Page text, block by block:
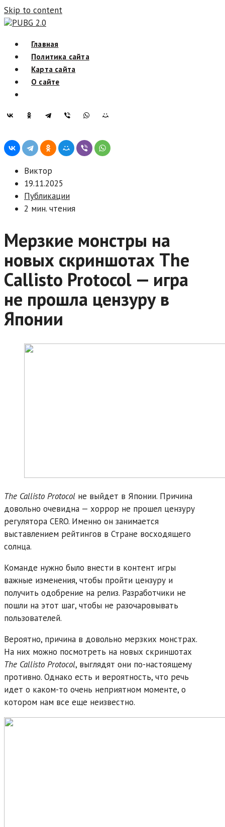
Skip to content
PUBG 2.0
Главная
Политика сайта
Карта сайта
О сайте
Виктор
19.11.2025
Публикации
2 мин. чтения
Мерзкие монстры на
новых скриншотах The
Callisto Protocol — игра
не прошла цензуру в
Японии
The Callisto Protocol не выйдет в Японии. Причина
довольно очевидна — хоррор не прошел цензуру
регулятора CERO. Именно он занимается
выставлением рейтингов в Стране восходящего
солнца.
Команде нужно было внести в контент игры
важные изменения, чтобы пройти цензуру и
получить одобрение на релиз. Разработчики не
пошли на этот шаг, чтобы не разочаровывать
пользователей.
Вероятно, причина в довольно мерзких монстрах.
На них можно посмотреть на новых скриншотах
The Callisto Protocol, выглядят они по-настоящему
противно. Однако есть и вероятность, что речь
идет о каком-то очень неприятном моменте, о
котором нам все еще неизвестно.